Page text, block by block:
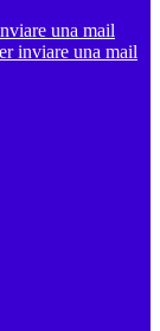
una mail
inviare una mail